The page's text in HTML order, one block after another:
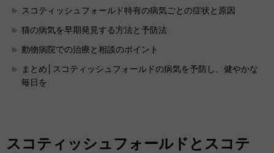
スコティッシュフォールド特有の病気ごとの症状と原因
猫の病気を早期発見する方法と予防法
動物病院での治療と相談のポイント
まとめ│スコティッシュフォールドの病気を予防し、健やかな
毎日を
スコティッシュフォールドとスコテ